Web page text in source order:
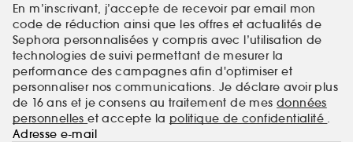
En m’inscrivant, j’accepte de recevoir par email mon
code de réduction ainsi que les offres et actualités de
Sephora personnalisées y compris avec l’utilisation de
technologies de suivi permettant de mesurer la
performance des campagnes afin d'optimiser et
personnaliser nos communications. Je déclare avoir plus
de 16 ans et je consens au traitement de mes données
personnelleset accepte la politique de confidentialité .
Adresse e-mail